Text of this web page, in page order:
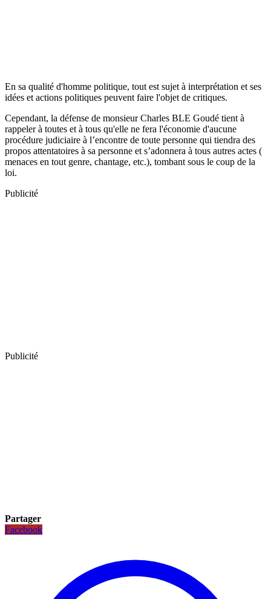
En sa qualité d'homme politique, tout est sujet à interprétation et ses
idées et actions politiques peuvent faire l'objet de critiques.
Cependant, la défense de monsieur Charles BLE Goudé tient à
rappeler à toutes et à tous qu'elle ne fera l'économie d'aucune
procédure judiciaire à l’encontre de toute personne qui tiendra des
propos attentatoires à sa personne et s’adonnera à tous autres actes (
menaces en tout genre, chantage, etc.), tombant sous le coup de la
loi.
Publicité
Publicité
Partager
Facebook